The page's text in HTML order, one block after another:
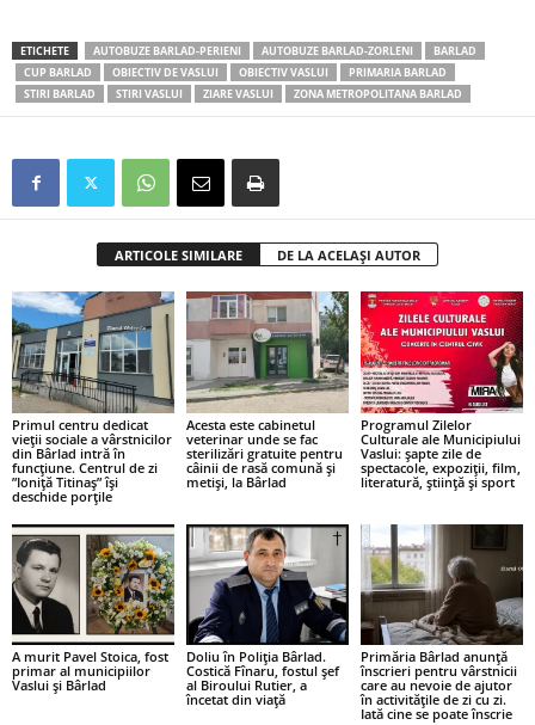
ETICHETE AUTOBUZE BARLAD-PERIENI AUTOBUZE BARLAD-ZORLENI
BARLAD
CUP BARLAD
OBIECTIV DE VASLUI OBIECTIV VASLUI
PRIMARIA BARLAD
STIRI BARLAD
STIRI VASLUI ZIARE VASLUI ZONA METROPOLITANA BARLAD
ARTICOLE SIMILARE DE LA ACELAȘI AUTOR
Primul centru dedicat
vieții sociale a vârstnicilor
din Bârlad intră în
funcțiune. Centrul de zi
”Ioniță Titinaș” își
deschide porțile
Acesta este cabinetul
veterinar unde se fac
sterilizări gratuite pentru
câinii de rasă comună și
metiși, la Bârlad
Programul Zilelor
Culturale ale Municipiului
Vaslui: șapte zile de
spectacole, expoziții, film,
literatură, știință și sport
A murit Pavel Stoica, fost
primar al municipiilor
Vaslui și Bârlad
Doliu în Poliția Bârlad.
Costică Fînaru, fostul șef
al Biroului Rutier, a
încetat din viață
Primăria Bârlad anunță
înscrieri pentru vârstnicii
care au nevoie de ajutor
în activitățile de zi cu zi.
Iată cine se poate înscrie